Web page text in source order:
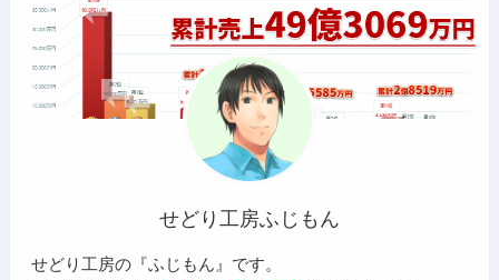
せどり工房ふじもん
せどり工房の『ふじもん』です。